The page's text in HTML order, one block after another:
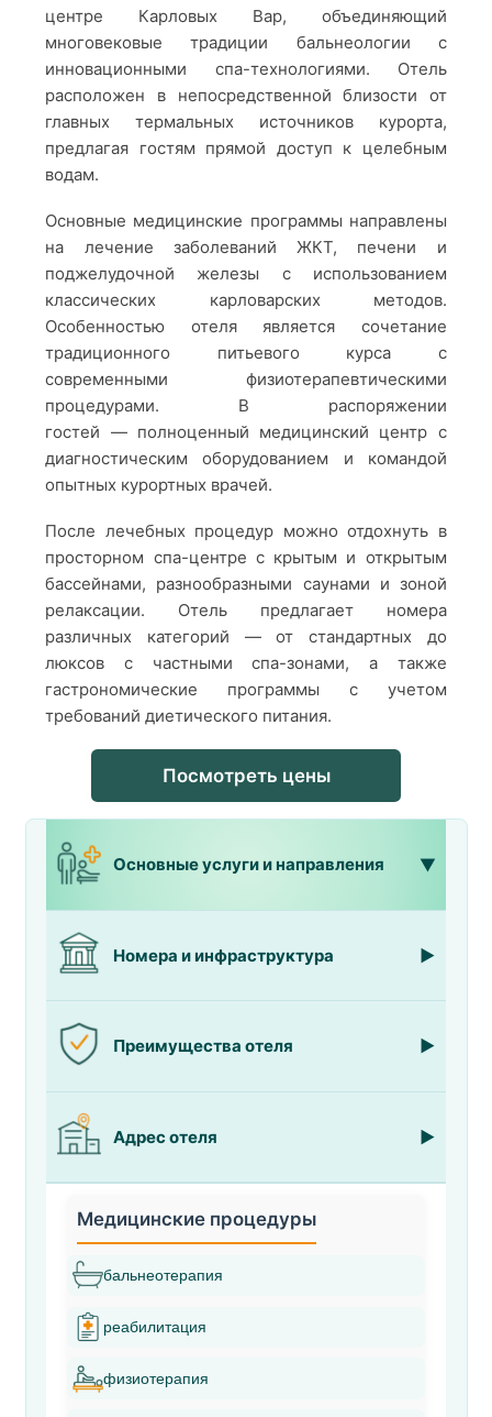
центре Карловых Вар, объединяющий
многовековые традиции бальнеологии с
инновационными спа-технологиями. Отель
расположен в непосредственной близости от
главных термальных источников курорта,
предлагая гостям прямой доступ к целебным
водам.
Основные медицинские программы направлены
на лечение заболеваний ЖКТ, печени и
поджелудочной железы с использованием
классических карловарских методов.
Особенностью отеля является сочетание
традиционного питьевого курса с
современными физиотерапевтическими
процедурами. В распоряжении
гостей — полноценный медицинский центр с
диагностическим оборудованием и командой
опытных курортных врачей.
После лечебных процедур можно отдохнуть в
просторном спа-центре с крытым и открытым
бассейнами, разнообразными саунами и зоной
релаксации. Отель предлагает номера
различных категорий — от стандартных до
люксов с частными спа-зонами, а также
гастрономические программы с учетом
требований диетического питания.
Посмотреть цены
Основные услуги и направления
Номера и инфраструктура
Преимущества отеля
Адрес отеля
Медицинские процедуры
бальнеотерапия
реабилитация
физиотерапия